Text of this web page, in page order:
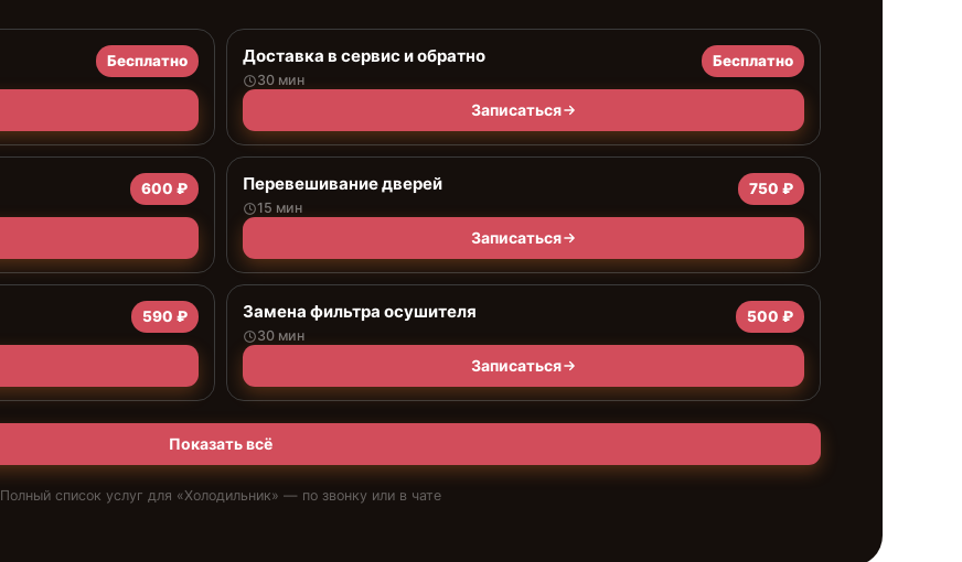
Бесплатно Доставка в сервис и обратно
30 мин
Бесплатно
Записаться
600 ₽ Перевешивание дверей
15 мин
750 ₽
Записаться
590 ₽ Замена фильтра осушителя
30 мин
500 ₽
Записаться
Показать всё
Полный список услуг для «Холодильник» — по звонку или в чате